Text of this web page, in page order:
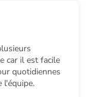
car il est facile
quotidiennes
l'équipe.